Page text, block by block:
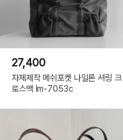
27,400
자체제작 메쉬포켓 나일론 셔링 크
로스백 lm-7053c